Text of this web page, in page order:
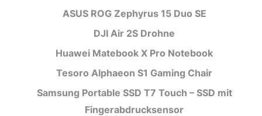
ASUS ROG Zephyrus 15 Duo SE
DJI Air 2S Drohne
Huawei Matebook X Pro Notebook
Tesoro Alphaeon S1 Gaming Chair
Samsung Portable SSD T7 Touch – SSD mit
Fingerabdrucksensor